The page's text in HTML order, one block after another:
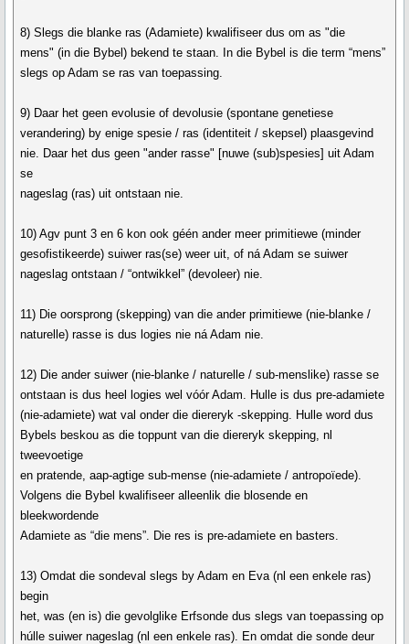
8) Slegs die blanke ras (Adamiete) kwalifiseer dus om as "die
mens" (in die Bybel) bekend te staan. In die Bybel is die term “mens”
slegs op Adam se ras van toepassing.
9) Daar het geen evolusie of devolusie (spontane genetiese
verandering) by enige spesie / ras (identiteit / skepsel) plaasgevind
nie. Daar het dus geen "ander rasse" [nuwe (sub)spesies] uit Adam
se
nageslag (ras) uit ontstaan nie.
10) Agv punt 3 en 6 kon ook géén ander meer primitiewe (minder
gesofistikeerde) suiwer ras(se) weer uit, of ná Adam se suiwer
nageslag ontstaan / “ontwikkel” (devoleer) nie.
11) Die oorsprong (skepping) van die ander primitiewe (nie-blanke /
naturelle) rasse is dus logies nie ná Adam nie.
12) Die ander suiwer (nie-blanke / naturelle / sub-menslike) rasse se
ontstaan is dus heel logies wel vóór Adam. Hulle is dus pre-adamiete
(nie-adamiete) wat val onder die diereryk -skepping. Hulle word dus
Bybels beskou as die toppunt van die diereryk skepping, nl
tweevoetige
en pratende, aap-agtige sub-mense (nie-adamiete / antropoïede).
Volgens die Bybel kwalifiseer alleenlik die blosende en
bleekwordende
Adamiete as “die mens”. Die res is pre-adamiete en basters.
13) Omdat die sondeval slegs by Adam en Eva (nl een enkele ras)
begin
het, was (en is) die gevolglike Erfsonde dus slegs van toepassing op
húlle suiwer nageslag (nl een enkele ras). En omdat die sonde deur